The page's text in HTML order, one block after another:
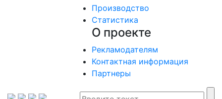
Производство
Статистика
О проекте
Рекламодателям
Контактная информация
Партнеры